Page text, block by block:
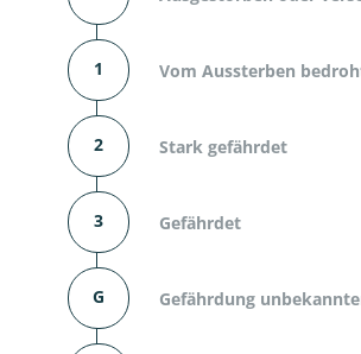
1 Vom Aussterben
2 Stark gefährdet
3 Gefährdet
G Gefährdung